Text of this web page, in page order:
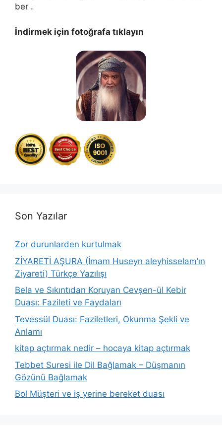
ber .
İndirmek için fotoğrafa tıklayın
Son Yazılar
Zor durunlarden kurtulmak
ZİYARETİ AŞURA (İmam Huseyn aleyhisselam’ın
Ziyareti) Türkçe Yazılışı
Bela ve Sıkıntıdan Koruyan Cevşen-ül Kebir
Duası: Fazileti ve Faydaları
Tevessül Duası: Faziletleri, Okunma Şekli ve
Anlamı
kitap açtırmak nedir – hocaya kitap açtırmak
Tebbet Suresi ile Dil Bağlamak – Düşmanın
Gözünü Bağlamak
Bol Müşteri ve iş yerine bereket duası